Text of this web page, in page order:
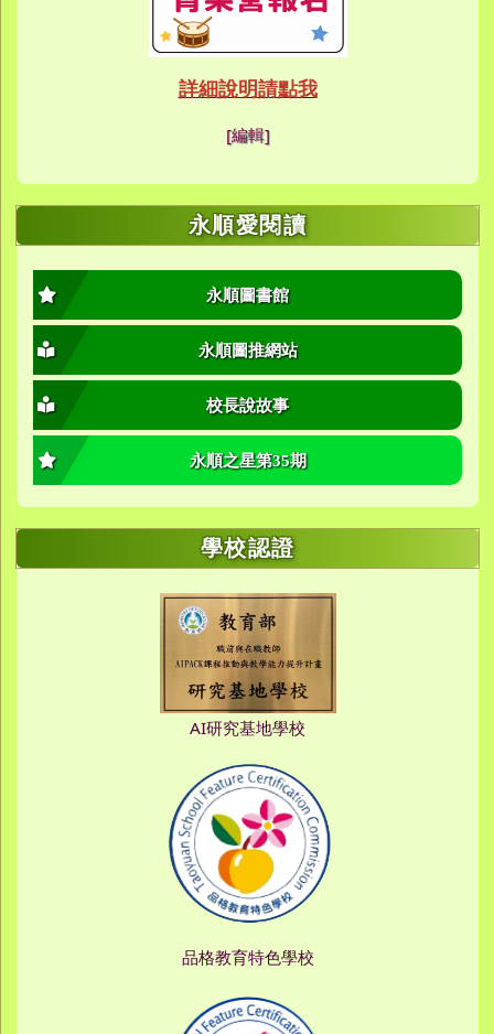
link to https://
link to https://
link to https://
link to https://
link to https://
link to https://
link to https://
link to https://
link to https://
link to https://
link to https://
link to https://
link to https://
link to https://
link to https://
link to https://
link to https://
link to https://
link to https://
link to https://
link to https://
link to https://
link to https://
link to https://
link to https://
link to https://
link to https://
link to https://
link to https://
link to https://
link to https://
link to https://
link to https://
link to https://
link to https://
link to https://
link to https://
link to https://
link to https://
link to https://
link to https://
link to https://
link to https://
link to https://
link to https://
link to https://
link to https://
link to https://
link to https://
link to https://
link to https://
link to https://
link to https://
link to https://
link to https://
link to https://
link to https://
link to https://
link to https://
ink to https://forms.gle/
詳細說明請點我
link to https://
[編輯]
永順愛閱讀
永順圖書館
永順圖推網站
校長說故事
永順之星第35期
學校認證
AI研究基地學校
品格教育特色學校